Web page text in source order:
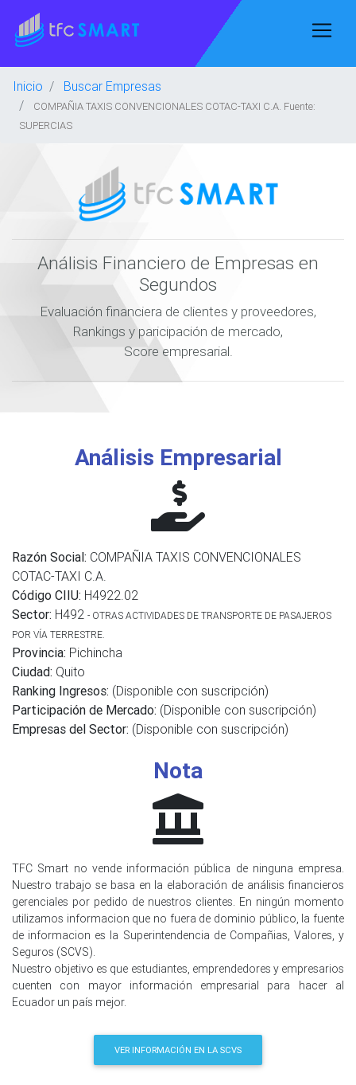
Inicio Buscar Empresas
COMPAÑIA TAXIS CONVENCIONALES COTAC-TAXI C.A. Fuente:
SUPERCIAS
Análisis Financiero de Empresas en
Segundos
Evaluación financiera de clientes y proveedores,
Rankings y paricipación de mercado,
Score empresarial.
Análisis Empresarial
Razón Social: COMPAÑIA TAXIS CONVENCIONALES
COTAC-TAXI C.A.
Código CIIU: H4922.02
Sector: H492 - OTRAS ACTIVIDADES DE TRANSPORTE DE PASAJEROS
POR VÍA TERRESTRE.
Provincia: Pichincha
Ciudad: Quito
Ranking Ingresos: (Disponible con suscripción)
Participación de Mercado: (Disponible con suscripción)
Empresas del Sector: (Disponible con suscripción)
Nota
TFC Smart no vende información pública de ninguna empresa.
Nuestro trabajo se basa en la elaboración de análisis financieros
gerenciales por pedido de nuestros clientes. En ningún momento
utilizamos informacion que no fuera de dominio público, la fuente
de informacion es la Superintendencia de Compañias, Valores, y
Seguros (SCVS).
Nuestro objetivo es que estudiantes, emprendedores y empresarios
cuenten con mayor información empresarial para hacer al
Ecuador un país mejor.
VER INFORMACIÓN EN LA SCVS